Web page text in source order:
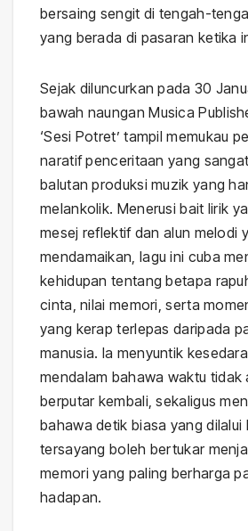
bersaing sengit di tengah-
yang berada di pasaran ketika
Sejak diluncurkan pada 30
bawah naungan Musica
‘Sesi Potret’ tampil memukau
naratif penceritaan yang
balutan produksi muzik yang
melankolik. Menerusi bait lirik
mesej reflektif dan alun melodi
mendamaikan, lagu ini cuba
kehidupan tentang betapa
cinta, nilai memori, serta
yang kerap terlepas daripada
manusia. Ia menyuntik
mendalam bahawa waktu tidak
berputar kembali, sekaligus
bahawa detik biasa yang dilalui
tersayang boleh bertukar
memori yang paling berharga
hadapan.